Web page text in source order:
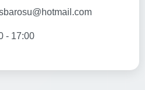
- 17:00